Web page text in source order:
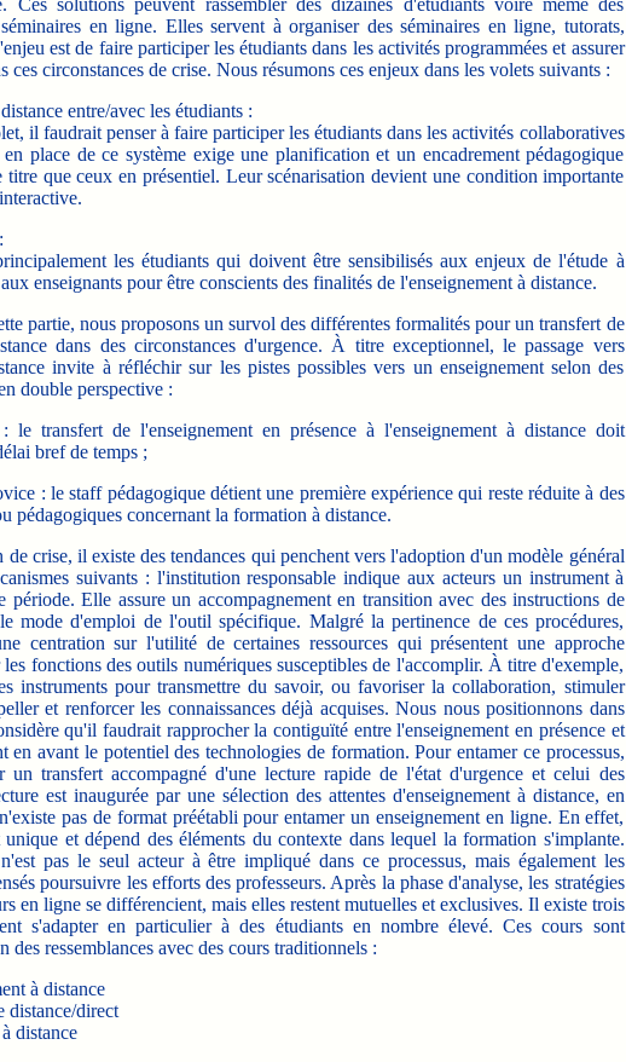
Ces solutions peuvent rassembler des dizaines d'étudiants voire même des
en ligne. Elles servent à organiser des séminaires en ligne, tutorats,
est de faire participer les étudiants dans les activités programmées et assurer
ces circonstances de crise. Nous résumons ces enjeux dans les volets suivants :
entre/avec les étudiants :
il faudrait penser à faire participer les étudiants dans les activités collaboratives
place de ce système exige une planification et un encadrement pédagogique
titre que ceux en présentiel. Leur scénarisation devient une condition importante
les étudiants qui doivent être sensibilisés aux enjeux de l'étude à
enseignants pour être conscients des finalités de l'enseignement à distance.
partie, nous proposons un survol des différentes formalités pour un transfert de
dans des circonstances d'urgence. À titre exceptionnel, le passage vers
invite à réfléchir sur les pistes possibles vers un enseignement selon des
double perspective :
transfert de l'enseignement en présence à l'enseignement à distance doit
bref de temps ;
: le staff pédagogique détient une première expérience qui reste réduite à des
pédagogiques concernant la formation à distance.
crise, il existe des tendances qui penchent vers l'adoption d'un modèle général
suivants : l'institution responsable indique aux acteurs un instrument à
période. Elle assure un accompagnement en transition avec des instructions de
mode d'emploi de l'outil spécifique. Malgré la pertinence de ces procédures,
centration sur l'utilité de certaines ressources qui présentent une approche
les fonctions des outils numériques susceptibles de l'accomplir. À titre d'exemple,
instruments pour transmettre du savoir, ou favoriser la collaboration, stimuler
et renforcer les connaissances déjà acquises. Nous nous positionnons dans
qu'il faudrait rapprocher la contiguïté entre l'enseignement en présence et
en avant le potentiel des technologies de formation. Pour entamer ce processus,
un transfert accompagné d'une lecture rapide de l'état d'urgence et celui des
est inaugurée par une sélection des attentes d'enseignement à distance, en
pas de format préétabli pour entamer un enseignement en ligne. En effet,
unique et dépend des éléments du contexte dans lequel la formation s'implante.
pas le seul acteur à être impliqué dans ce processus, mais également les
poursuivre les efforts des professeurs. Après la phase d'analyse, les stratégies
en ligne se différencient, mais elles restent mutuelles et exclusives. Il existe trois
s'adapter en particulier à des étudiants en nombre élevé. Ces cours sont
des ressemblances avec des cours traditionnels :
à distance
distance/direct
distance